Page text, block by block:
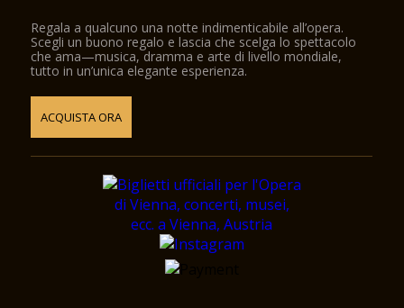
Regala a qualcuno una notte indimenticabile all’opera.
Scegli un buono regalo e lascia che scelga lo spettacolo
che ama—musica, dramma e arte di livello mondiale,
tutto in un’unica elegante esperienza.
ACQUISTA ORA